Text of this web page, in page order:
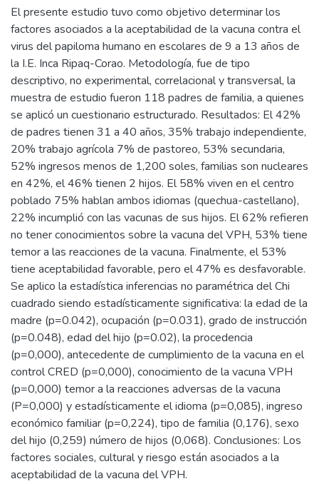
El presente estudio tuvo como objetivo determinar los
factores asociados a la aceptabilidad de la vacuna contra el
virus del papiloma humano en escolares de 9 a 13 años de
la I.E. Inca Ripaq-Corao. Metodología, fue de tipo
descriptivo, no experimental, correlacional y transversal, la
muestra de estudio fueron 118 padres de familia, a quienes
se aplicó un cuestionario estructurado. Resultados: El 42%
de padres tienen 31 a 40 años, 35% trabajo independiente,
20% trabajo agrícola 7% de pastoreo, 53% secundaria,
52% ingresos menos de 1,200 soles, familias son nucleares
en 42%, el 46% tienen 2 hijos. El 58% viven en el centro
poblado 75% hablan ambos idiomas (quechua-castellano),
22% incumplió con las vacunas de sus hijos. El 62% refieren
no tener conocimientos sobre la vacuna del VPH, 53% tiene
temor a las reacciones de la vacuna. Finalmente, el 53%
tiene aceptabilidad favorable, pero el 47% es desfavorable.
Se aplico la estadística inferencias no paramétrica del Chi
cuadrado siendo estadísticamente significativa: la edad de la
madre (p=0.042), ocupación (p=0.031), grado de instrucción
(p=0.048), edad del hijo (p=0.02), la procedencia
(p=0,000), antecedente de cumplimiento de la vacuna en el
control CRED (p=0,000), conocimiento de la vacuna VPH
(p=0,000) temor a la reacciones adversas de la vacuna
(P=0,000) y estadísticamente el idioma (p=0,085), ingreso
económico familiar (p=0,224), tipo de familia (0,176), sexo
del hijo (0,259) número de hijos (0,068). Conclusiones: Los
factores sociales, cultural y riesgo están asociados a la
aceptabilidad de la vacuna del VPH.